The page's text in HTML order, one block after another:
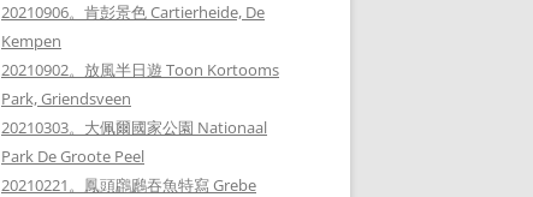
20210906。肯彭景色 Cartierheide, De
Kempen
20210902。放風半日遊 Toon Kortooms
Park, Griendsveen
20210303。大佩爾國家公園 Nationaal
Park De Groote Peel
20210221。鳳頭鸊鷉吞魚特寫 Grebe